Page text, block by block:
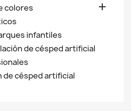
colores 
infantiles
de césped artificial
césped artificial